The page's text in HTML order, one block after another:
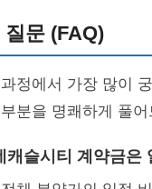
문 (FAQ)
정에서 가장 많이
분을 명쾌하게 풀
캐슬시티 계약금은